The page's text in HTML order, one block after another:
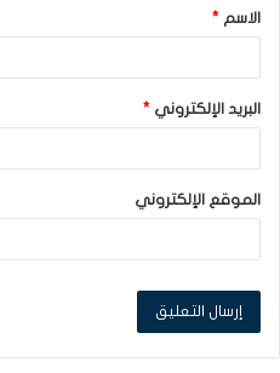
*
الاسم *
البريد الإلكتروني *
الموقع الإلكتروني